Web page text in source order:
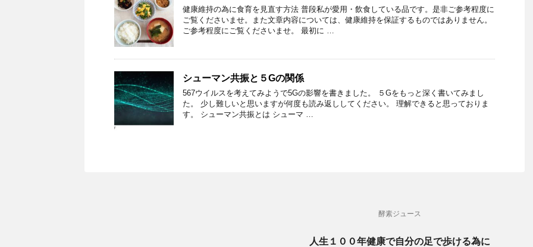
健康維持の為に食育を見直す方法 普段私が愛用・飲食している品です。是非ご参考程度に
ご覧くださいませ。また文章内容については、健康維持を保証するものではありません。
ご参考程度にご覧くださいませ。 最初に …
シューマン共振と５Gの関係
567ウイルスを考えてみようで5Gの影響を書きました。 ５Gをもっと深く書いてみまし
た。 少し難しいと思いますが何度も読み返ししてください。 理解できると思っておりま
す。 シューマン共振とは シューマ …
酵素ジュース
人生１００年健康で自分の足で歩ける為に